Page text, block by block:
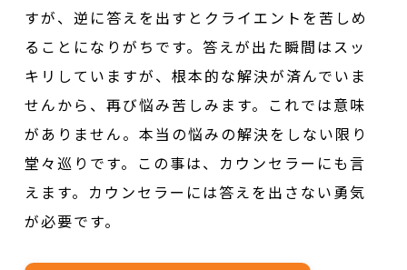
すが、逆に答えを出すとクライエントを苦しめ
ることになりがちです。答えが出た瞬間はスッ
キリしていますが、根本的な解決が済んでいま
せんから、再び悩み苦しみます。これでは意味
がありません。本当の悩みの解決をしない限り
堂々巡りです。この事は、カウンセラーにも言
えます。カウンセラーには答えを出さない勇気
が必要です。